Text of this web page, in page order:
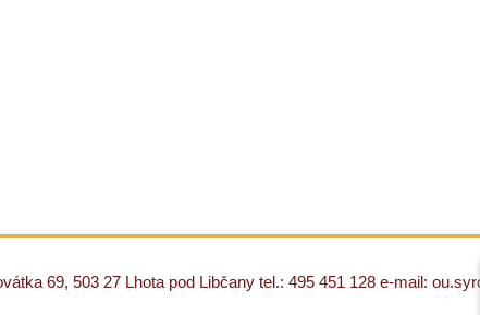
69, 503 27 Lhota pod Libčany tel.: 495 451 128 e-mail: